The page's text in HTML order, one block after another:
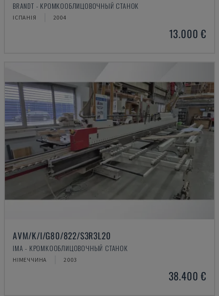
BRANDT - КРОМКООБЛИЦОВОЧНЫЙ СТАНОК
ІСПАНІЯ 2004
13.000 €
AVM/K/I/G80/822/S3R3L20
IMA - КРОМКООБЛИЦОВОЧНЫЙ СТАНОК
НІМЕЧЧИНА 2003
38.400 €